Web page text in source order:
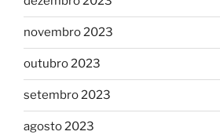
novembro 2023
outubro 2023
setembro 2023
agosto 2023